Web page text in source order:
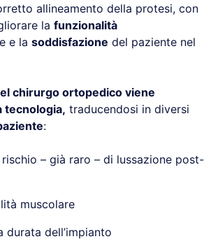
allineamento della protesi, con
la funzionalità
e la soddisfazione del paziente nel
chirurgo ortopedico viene
tecnologia, traducendosi in diversi
:
– già raro – di lussazione post-
muscolare
durata dell’impianto